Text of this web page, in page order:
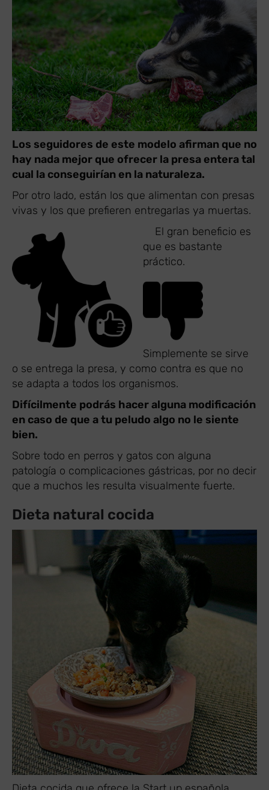
Los seguidores de este modelo afirman que no
hay nada mejor que ofrecer la presa entera tal
cual la conseguirían en la naturaleza.
Por otro lado, están los que alimentan con presas
vivas y los que prefieren entregarlas ya muertas.
​ El gran beneficio es
que es bastante
práctico.
Simplemente se sirve
o se entrega la presa, y como contra es que no
se adapta a todos los organismos.
Difícilmente podrás hacer alguna modificación
en caso de que a tu peludo algo no le siente
bien.
Sobre todo en perros y gatos con alguna
patología o complicaciones gástricas, por no decir
que a muchos les resulta visualmente fuerte.
Dieta natural cocida